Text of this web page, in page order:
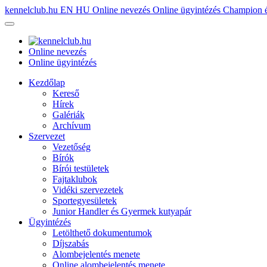
kennelclub.hu EN HU Online nevezés Online ügyintézés Champion
Online nevezés
Online ügyintézés
Kezdőlap
Kereső
Hírek
Galériák
Archívum
Szervezet
Vezetőség
Bírók
Bírói testületek
Fajtaklubok
Vidéki szervezetek
Sportegyesületek
Junior Handler és Gyermek kutyapár
Ügyintézés
Letölthető dokumentumok
Díjszabás
Alombejelentés menete
Online alombejelentés menete